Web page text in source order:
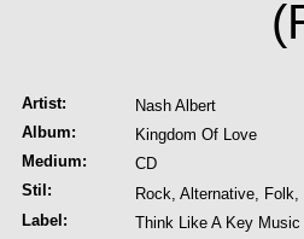
Artist:
Nash Albert
Album:
Kingdom Of Love
Medium:
CD
Stil:
Rock, Alternative, Folk,
Label:
Think Like A Key Music